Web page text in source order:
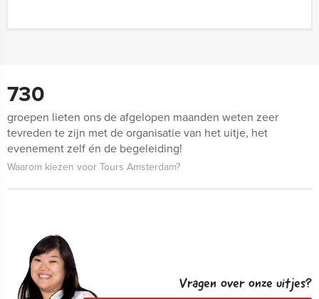
730
groepen lieten ons de afgelopen maanden weten zeer
tevreden te zijn met de organisatie van het uitje, het
evenement zelf én de begeleiding!
Waarom kiezen voor Tours Amsterdam?
Vragen over onze uitjes?